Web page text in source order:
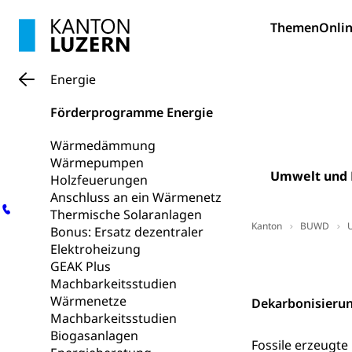
Themen
Umwelt und
Energie
Förderprogramme Energie
Wärmedämmung
Wärmepumpen
Holzfeuerungen
Anschluss an ein Wärmenetz
Thermische Solaranlagen
Bonus: Ersatz dezentraler
Elektroheizung
GEAK Plus
Machbarkeitsstudien
Wärmenetze
Machbarkeitsstudien
Biogasanlagen
Kanton BUWD
Fossile
Soziales und
Kultur und
Archive und